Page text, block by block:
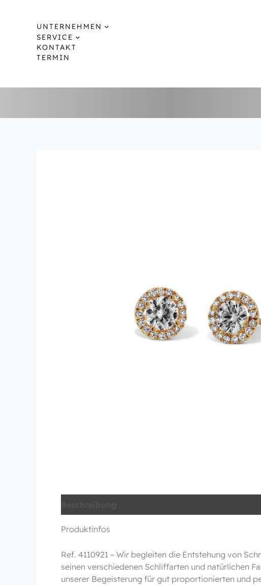
UNTERNEHMEN
SERVICE
KONTAKT
TERMIN
Produktinfos
Ref. 4110921 – Wir begleiten die Entstehung von
seinen verschiedenen Schliffarten und natürlichen
unserer Begeisterung für gut proportionierten und